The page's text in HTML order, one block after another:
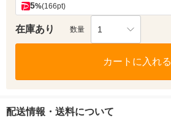
5%(166pt)
在庫あり 数量 1
カートに入れる
配送情報・送料について